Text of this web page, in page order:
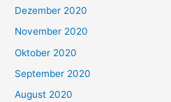
Dezember 2020
November 2020
Oktober 2020
September 2020
August 2020